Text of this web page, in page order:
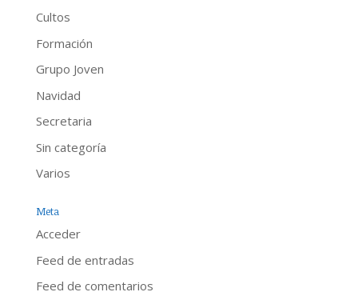
Cultos
Formación
Grupo Joven
Navidad
Secretaria
Sin categoría
Varios
Meta
Acceder
Feed de entradas
Feed de comentarios